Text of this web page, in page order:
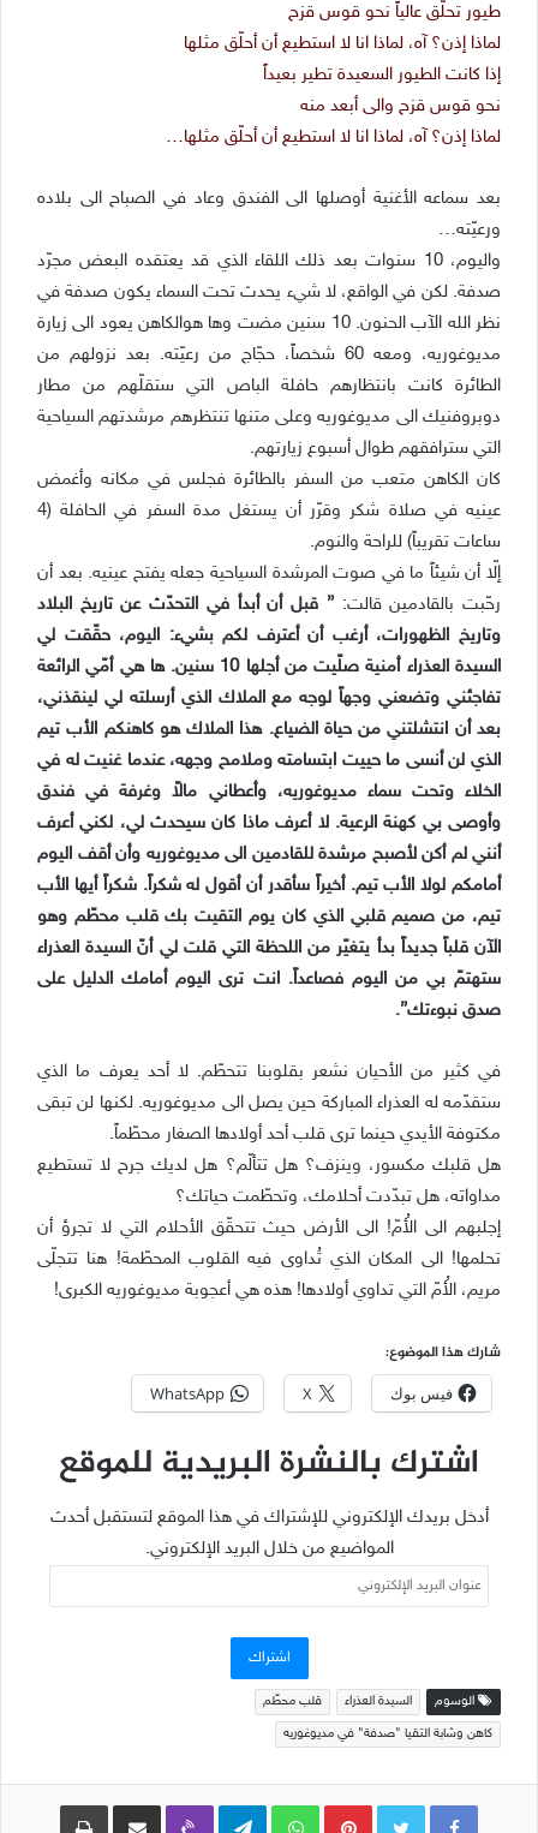
طيور تحلّق عالياً نحو قوس قزح
لماذا إذن؟ آه، لماذا انا لا استطيع أن أحلّق مثلها
إذا كانت الطيور السعيدة تطير بعيداً
نحو قوس قزح والى أبعد منه
لماذا إذن؟ آه، لماذا انا لا استطيع أن أحلّق مثلها…
بعد سماعه الأغنية أوصلها الى الفندق وعاد في الصباح الى بلاده
ورعيّته…
واليوم، 10 سنوات بعد ذلك اللقاء الذي قد يعتقده البعض مجرّد
صدفة. لكن في الواقع، لا شيء يحدث تحت السماء يكون صدفة في
نظر الله الآب الحنون. 10 سنين مضت وها هوالكاهن يعود الى زيارة
مديوغوريه، ومعه 60 شخصاً، حجّاج من رعيّته. بعد نزولهم من
الطائرة كانت بانتظارهم حافلة الباص التي ستقلّهم من مطار
دوبروفنيك الى مديوغوريه وعلى متنها تنتظرهم مرشدتهم السياحية
التي سترافقهم طوال أسبوع زيارتهم.
كان الكاهن متعب من السفر بالطائرة فجلس في مكانه وأغمض
عينيه في صلاة شكر وقرّر أن يستغل مدة السفر في الحافلة (4
ساعات تقريباً) للراحة والنوم.
إلّا أن شيئاً ما في صوت المرشدة السياحية جعله يفتح عينيه. بعد أن
رحّبت بالقادمين قالت:” قبل أن أبدأ في التحدّث عن تاريخ البلاد
وتاريخ الظهورات، أرغب أن أعترف لكم بشيء: اليوم، حقّقت لي
السيدة العذراء أمنية صلّيت من أجلها 10 سنين. ها هي أمّي الرائعة
تفاجئني وتضعني وجهاً لوجه مع الملاك الذي أرسلته لي لينقذني،
بعد أن انتشلتني من حياة الضياع. هذا الملاك هو كاهنكم الأب تيم
الذي لن أنسى ما حييت ابتسامته وملامح وجهه، عندما غنيت له في
الخلاء وتحت سماء مديوغوريه، وأعطاني مالاً وغرفة في فندق
وأوصى بي كهنة الرعية. لا أعرف ماذا كان سيحدث لي، لكني أعرف
أنني لم أكن لأصبح مرشدة للقادمين الى مديوغوريه وأن أقف اليوم
أمامكم لولا الأب تيم. أخيراً سأقدر أن أقول له شكراً. شكراً أيها الأب
تيم، من صميم قلبي الذي كان يوم التقيت بك قلب محطّم وهو
الآن قلباً جديداً بدأ يتغيّر من اللحظة التي قلت لي أنّ السيدة العذراء
ستهتمّ بي من اليوم فصاعداً. انت ترى اليوم أمامك الدليل على
صدق نبوءتك”.
في كثير من الأحيان نشعر بقلوبنا تتحطّم. لا أحد يعرف ما الذي
ستقدّمه له العذراء المباركة حين يصل الى مديوغوريه. لكنها لن تبقى
مكتوفة الأيدي حينما ترى قلب أحد أولادها الصغار محطّماً.
هل قلبك مكسور، وينزف؟ هل تتألّم؟ هل لديك جرح لا تستطيع
مداواته، هل تبدّدت أحلامك، وتحطّمت حياتك؟
إجلبهم الى الأُمّ! الى الأرض حيث تتحقّق الأحلام التي لا تجرؤ أن
تحلمها! الى المكان الذي تُداوى فيه القلوب المحطّمة! هنا تتجلّى
مريم، الأُمّ التي تداوي أولادها! هذه هي أعجوبة مديوغوريه الكبرى!
شارك هذا الموضوع:
فيس بوك X
WhatsApp
اشترك بالنشرة البريدية للموقع
أدخل بريدك الإلكتروني للإشتراك في هذا الموقع لتستقبل أحدث
المواضيع من خلال البريد الإلكتروني.
عنوان
البريد
اشتراك
الوسوم السيدة العذراء قلب محطّم
كاهن وشابة التقيا "صدفة" في مديوغوريه
Pinterest
WhatsApp
Telegram
Viber مشاركة عبر البريد طباعة